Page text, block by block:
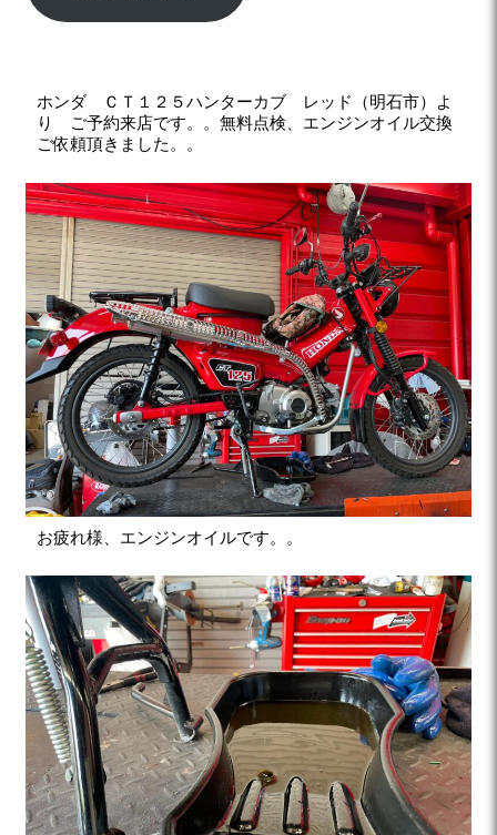
ホンダ ＣＴ１２５ハンターカブ レッド（明石市）よ
り ご予約来店です。。無料点検、エンジンオイル交換
ご依頼頂きました。。
お疲れ様、エンジンオイルです。。